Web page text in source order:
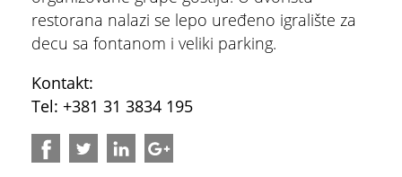
restorana nalazi se lepo uređeno igralište za
decu sa fontanom i veliki parking.
Kontakt:
Tel: +381 31 3834 195